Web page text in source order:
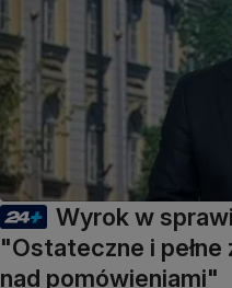
Wyrok w
"Ostateczne i
nad pomówieniami"